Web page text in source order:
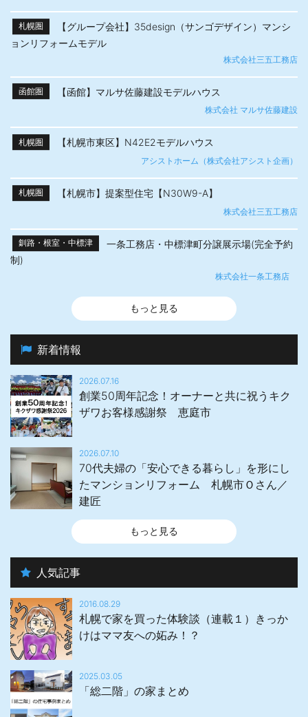
札幌圏
【グループ会社】35design（サンゴデザイン）マンシ
ョンリフォームモデル
株式会社三五工務店
函館圏 【函館】マルサ佐藤建設モデルハウス
株式会社 マルサ佐藤建設
札幌圏 【札幌市東区】N42E2モデルハウス
アシストホーム（株式会社アシスト企画）
札幌圏 【札幌市】提案型住宅【N30W9-A】
株式会社三五工務店
釧路・根室・中標津
一条工務店・中標津町分譲展示場(完全予約
制)
株式会社一条工務店
もっと見る
新着情報
2026.07.16
創業50周年記念！オーナーと共に祝うキク
ザワお客様感謝祭 恵庭市
2026.07.10
70代夫婦の「安心できる暮らし」を形にし
たマンションリフォーム 札幌市Ｏさん／
建匠
もっと見る
人気記事
2016.08.29
札幌で家を買った体験談（連載１）きっか
けはママ友への妬み！？
2025.03.05
「総二階」の家まとめ